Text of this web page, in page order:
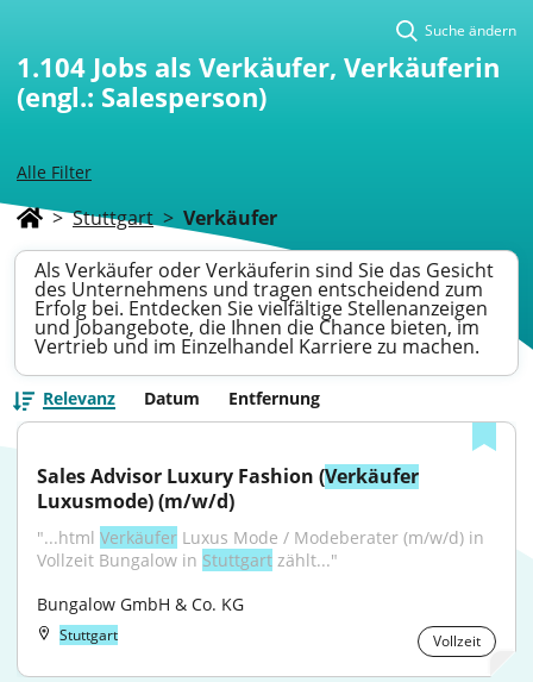
Alle Filter
Suche ändern
1.104 Jobs als Verkäufer, Verkäuferin
(engl.: Salesperson)
> Stuttgart > Verkäufer
Als Verkäufer oder Verkäuferin sind Sie das Gesicht
des Unternehmens und tragen entscheidend zum
Erfolg bei. Entdecken Sie vielfältige Stellenanzeigen
und Jobangebote, die Ihnen die Chance bieten, im
Vertrieb und im Einzelhandel Karriere zu machen.
Relevanz Datum Entfernung
Sales Advisor Luxury Fashion (Verkäufer
Luxusmode) (m/w/d)
"...html Verkäufer Luxus Mode / Modeberater (m/w/d) in
Vollzeit Bungalow in Stuttgart zählt..."
Bungalow GmbH & Co. KG
Stuttgart Vollzeit